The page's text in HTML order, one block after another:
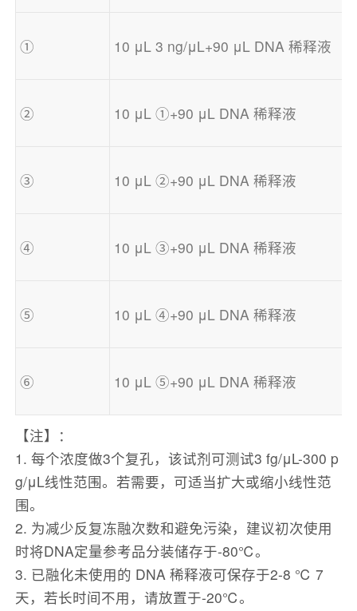
① 10 μL 3 ng/μL+90 μL DNA 稀释液
② 10 μL ①+90 μL DNA 稀释液
③ 10 μL ②+90 μL DNA 稀释液
④ 10 μL ③+90 μL DNA 稀释液
⑤ 10 μL ④+90 μL DNA 稀释液
⑥ 10 μL ⑤+90 μL DNA 稀释液
【注】：
1. 每个浓度做3个复孔，该试剂可测试3 fg/μL-300 p
g/μL线性范围。若需要，可适当扩大或缩小线性范
围。
2. 为减少反复冻融次数和避免污染，建议初次使用
时将DNA定量参考品分装储存于-80℃。
3. 已融化未使用的 DNA 稀释液可保存于2-8 ℃ 7
天，若长时间不用，请放置于-20℃。